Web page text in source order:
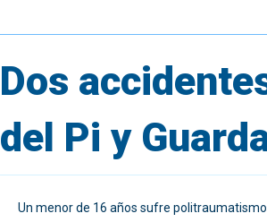
Dos
del Pi y
Un menor de 16 años sufre